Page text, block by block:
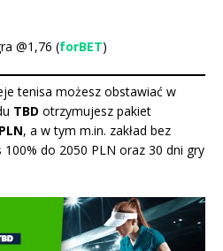
@1,76 (forBET)
tenisa możesz obstawiać w
TBD otrzymujesz pakiet
, a w tym m.in. zakład bez
do 2050 PLN oraz 30 dni gry